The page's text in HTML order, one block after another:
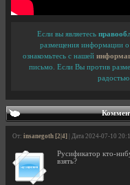
Если вы являетесь
размещения информации
ознакомьтесь с нашей
письмо. Если Вы против
От: insanegoth [2|4] | Дата 2024-07-10
Русификатор кто-
взять?